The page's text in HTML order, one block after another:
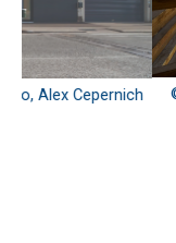
© Beppe Giardino.